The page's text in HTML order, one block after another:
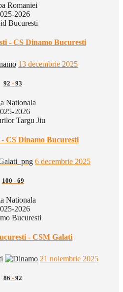
Romaniei
2026
Bucuresti
- CS Dinamo Bucuresti
13 decembrie 2025
92 - 93
Nationala
2026
Targu Jiu
CS Dinamo Bucuresti
6 decembrie 2025
100 - 69
Nationala
2026
Bucuresti
- CSM Galati
21 noiembrie 2025
86 - 92